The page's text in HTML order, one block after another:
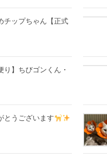
チップちゃん【正式
り】ちびゴンくん・
とうございます